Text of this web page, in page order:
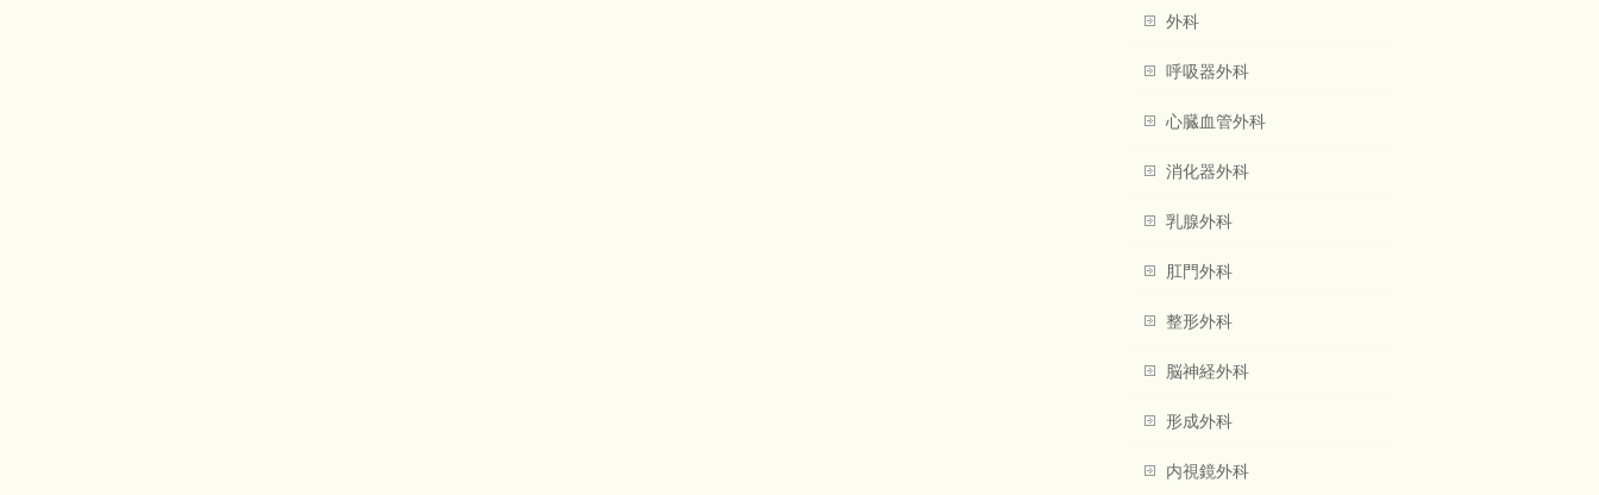
外科
呼吸器外科
心臓血管外科
消化器外科
乳腺外科
肛門外科
整形外科
脳神経外科
形成外科
内視鏡外科